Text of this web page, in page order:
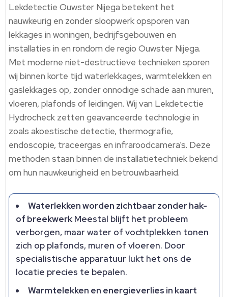
Lekdetectie Ouwster Nijega betekent het
nauwkeurig en zonder sloopwerk opsporen van
lekkages in woningen, bedrijfsgebouwen en
installaties in en rondom de regio Ouwster Nijega.​
Met moderne niet-destructieve technieken sporen
wij binnen korte tijd waterlekkages, warmtelekken en
gaslekkages op, zonder onnodige schade aan muren,
vloeren, plafonds of leidingen.​ Wij van Lekdetectie
Hydrocheck zetten geavanceerde technologie in
zoals akoestische detectie, thermografie,
endoscopie, traceergas en infraroodcamera’s.​ Deze
methoden staan binnen de installatietechniek bekend
om hun nauwkeurigheid en betrouwbaarheid.​
Waterlekken worden zichtbaar zonder hak-
of breekwerkMeestal blijft het probleem
verborgen, maar water of vochtplekken tonen
zich op plafonds, muren of vloeren.​ Door
specialistische apparatuur lukt het ons de
locatie precies te bepalen.​
Warmtelekken en energieverlies in kaart